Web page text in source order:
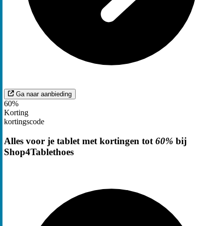
Ga naar aanbieding
60%
Korting
kortingscode
Alles voor je tablet met kortingen tot 60% bij
Shop4Tablethoes